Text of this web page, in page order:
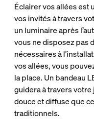
Éclairer vos allées est
vos invités à travers
un luminaire après
vous ne disposez pas
nécessaires à
vos allées, vous
la place. Un bandeau
guidera à travers votre
douce et diffuse que
traditionnels.